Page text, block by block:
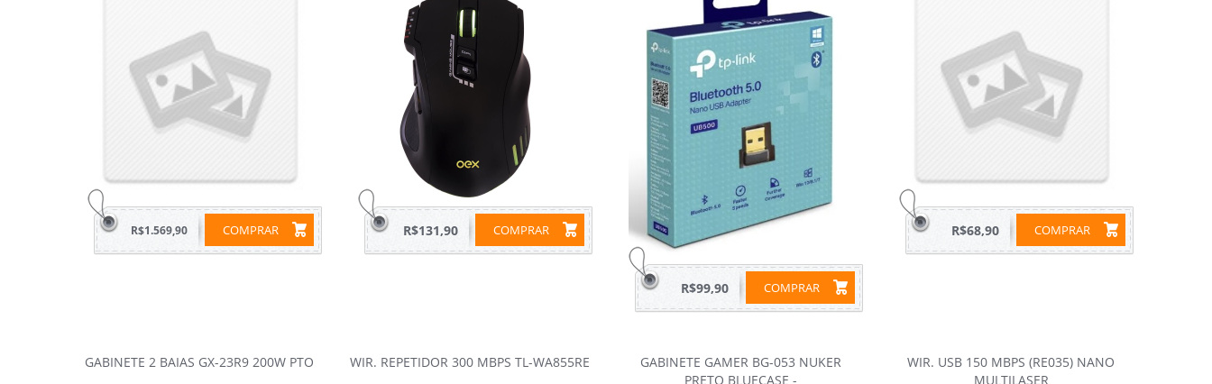
COMPRAR
R$1.569,90 COMPRAR
R$131,90
COMPRAR
R$99,90
COMPRAR
R$68,90
GABINETE 2 BAIAS GX-23R9 200W PTO WIR. REPETIDOR 300 MBPS TL-WA855RE
GABINETE GAMER BG-053 NUKER
PRETO BLUECASE -
WIR. USB 150 MBPS (RE035) NANO
MULTILASER